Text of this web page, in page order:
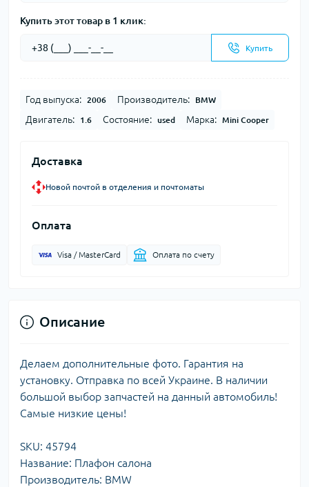
Купить этот товар в 1 клик:
Купить
Год выпуска: 2006 Производитель: BMW
Двигатель: 1.6 Состояние: used Марка: Mini Cooper
Доставка
Новой почтой в отделения и почтоматы
Оплата
Visa / MasterCard Оплата по счету
Описание
Делаем дополнительные фото. Гарантия на
установку. Отправка по всей Украине. В наличии
большой выбор запчастей на данный автомобиль!
Самые низкие цены!
SKU: 45794
Название: Плафон салона
Производитель: BMW